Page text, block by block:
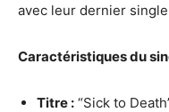
avec leur dernier
Caractéristiques du
Titre : “Sick to